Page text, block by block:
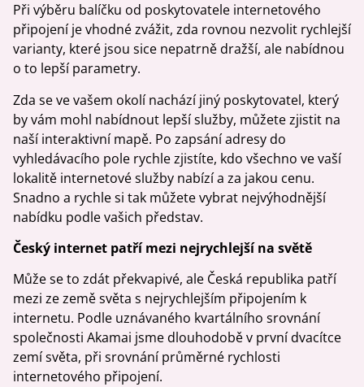
Při výběru balíčku od poskytovatele internetového
připojení je vhodné zvážit, zda rovnou nezvolit rychlejší
varianty, které jsou sice nepatrně dražší, ale nabídnou
o to lepší parametry.
Zda se ve vašem okolí nachází jiný poskytovatel, který
by vám mohl nabídnout lepší služby, můžete zjistit na
naší interaktivní mapě. Po zapsání adresy do
vyhledávacího pole rychle zjistíte, kdo všechno ve vaší
lokalitě internetové služby nabízí a za jakou cenu.
Snadno a rychle si tak můžete vybrat nejvýhodnější
nabídku podle vašich představ.
Český internet patří mezi nejrychlejší na světě
Může se to zdát překvapivé, ale Česká republika patří
mezi ze země světa s nejrychlejším připojením k
internetu. Podle uznávaného kvartálního srovnání
společnosti Akamai jsme dlouhodobě v první dvacítce
zemí světa, při srovnání průměrné rychlosti
internetového připojení.